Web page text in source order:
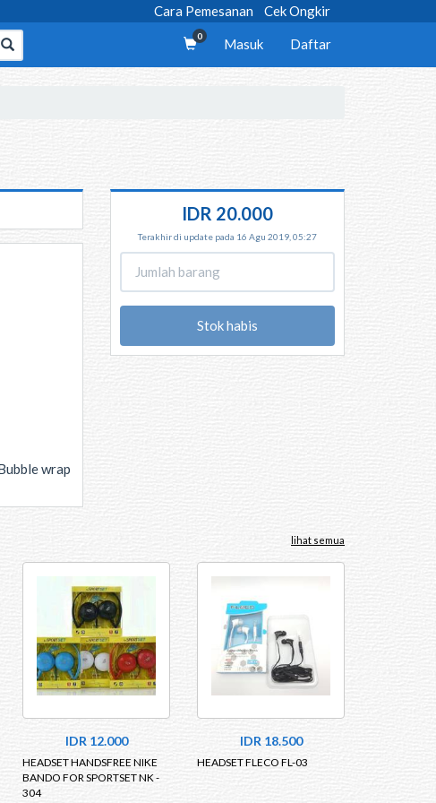
Cara Pemesanan Cek Ongkir
0 Masuk Daftar
wrap
IDR 20.000
Terakhir di update pada 16 Agu 2019, 05:27
Stok habis
lihat semua
IDR 12.000
HEADSET HANDSFREE NIKE
BANDO FOR SPORTSET NK -
304
IDR 18.500
HEADSET FLECO FL-03